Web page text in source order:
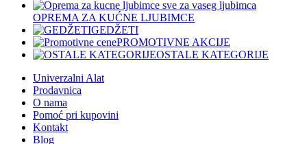
OPREMA ZA KUĆNE LJUBIMCE
GEDŽETI
PROMOTIVNE AKCIJE
OSTALE KATEGORIJE
Univerzalni Alat
Prodavnica
O nama
Pomoć pri kupovini
Kontakt
Blog